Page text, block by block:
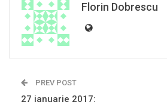
Florin Dobrescu
PREV POST
27 ianuarie 2017: